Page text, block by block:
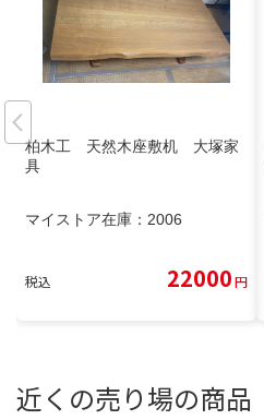
柏木工 天然木座敷机 大塚家
具
マイストア在庫： 2006
税込 22000円
近くの売り場の商品